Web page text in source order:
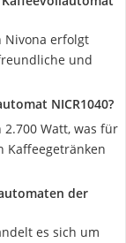
Nivona erfolgt
und
NICR1040?
Watt, was für
Kaffeegetränken
der
es sich um